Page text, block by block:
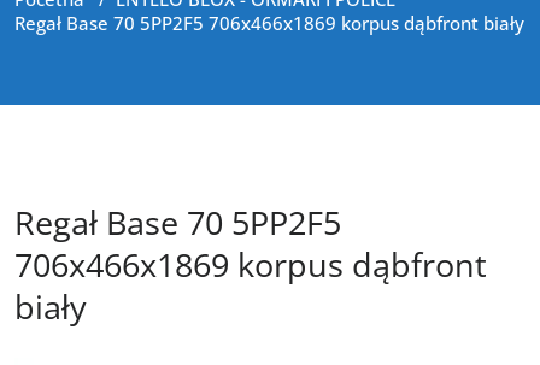
Regał Base 70 5PP2F5 706x466x1869 korpus dąbfront biały
Regał Base 70 5PP2F5
706x466x1869 korpus dąbfront
biały